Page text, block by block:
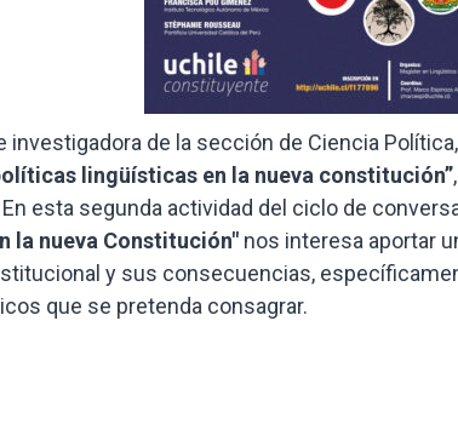
investigadora de la sección de Ciencia
lingüísticas en la nueva constitución”
En esta segunda actividad del ciclo de
la nueva Constitución" nos interesa aportar
y sus consecuencias,
que se pretenda consagrar.